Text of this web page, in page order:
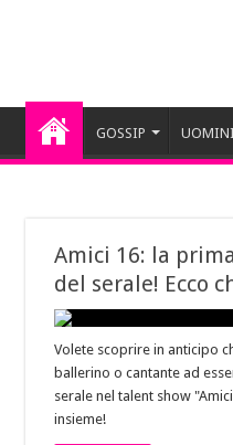
GOSSIP
Amici 16: la
del serale! Ecco
Volete scoprire in anticipo
ballerino o cantante ad
serale nel talent show
insieme!